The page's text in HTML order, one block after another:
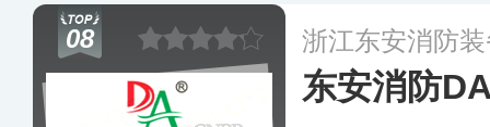
公、商场等场所
更多
08 浙江东安消防
东安消防